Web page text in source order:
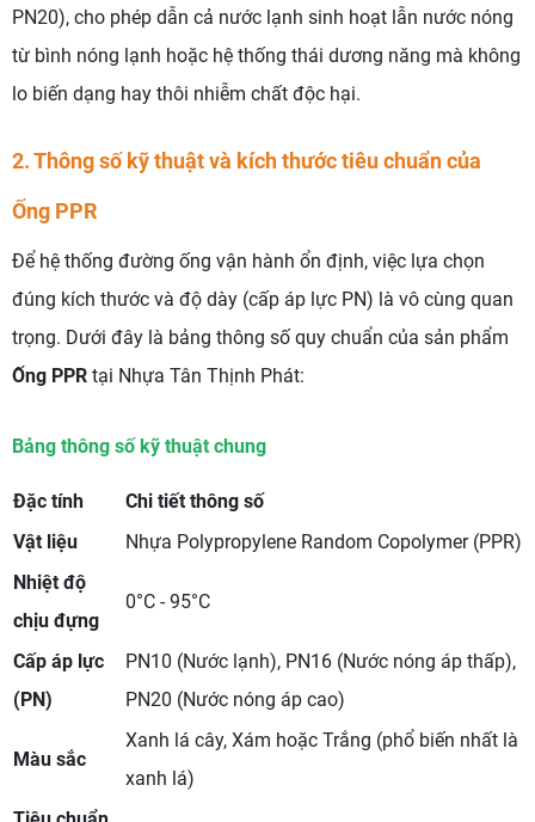
PN20), cho phép dẫn cả nước lạnh sinh hoạt lẫn nước nóng
từ bình nóng lạnh hoặc hệ thống thái dương năng mà không
lo biến dạng hay thôi nhiễm chất độc hại.
2. Thông số kỹ thuật và kích thước tiêu chuẩn của
Ống PPR
Để hệ thống đường ống vận hành ổn định, việc lựa chọn
đúng kích thước và độ dày (cấp áp lực PN) là vô cùng quan
trọng. Dưới đây là bảng thông số quy chuẩn của sản phẩm
Ống PPR tại Nhựa Tân Thịnh Phát:
Bảng thông số kỹ thuật chung
Đặc tính
Chi tiết thông số
Vật liệu
Nhựa Polypropylene Random Copolymer (PPR)
Nhiệt độ
chịu đựng
0°C - 95°C
Cấp áp lực
(PN)
PN10 (Nước lạnh), PN16 (Nước nóng áp thấp),
PN20 (Nước nóng áp cao)
Màu sắc
Xanh lá cây, Xám hoặc Trắng (phổ biến nhất là
xanh lá)